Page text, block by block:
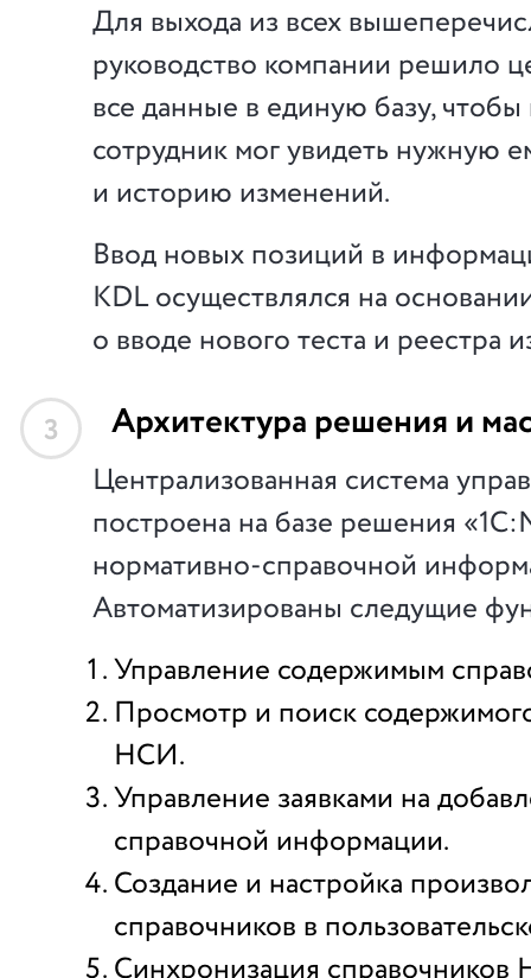
Для выхода из всех
руководство компании решило
все данные в единую базу,
сотрудник мог увидеть нужную
и историю изменений.
Ввод новых позиций в
KDL осуществлялся на
о вводе нового теста и реестра
3 Архитектура решения и
Централизованная система
построена на базе решения
нормативно-справочной
Автоматизированы следущие
Управление содержимым
Просмотр и поиск
НСИ.
Управление заявками на
справочной информации.
Создание и настройка
справочников в